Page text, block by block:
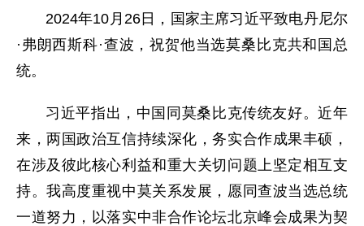
2024年10月26日，国家主席习近平致电丹尼尔
·弗朗西斯科·查波，祝贺他当选莫桑比克共和国总
统。
习近平指出，中国同莫桑比克传统友好。近年
来，两国政治互信持续深化，务实合作成果丰硕，
在涉及彼此核心利益和重大关切问题上坚定相互支
持。我高度重视中莫关系发展，愿同查波当选总统
一道努力，以落实中非合作论坛北京峰会成果为契